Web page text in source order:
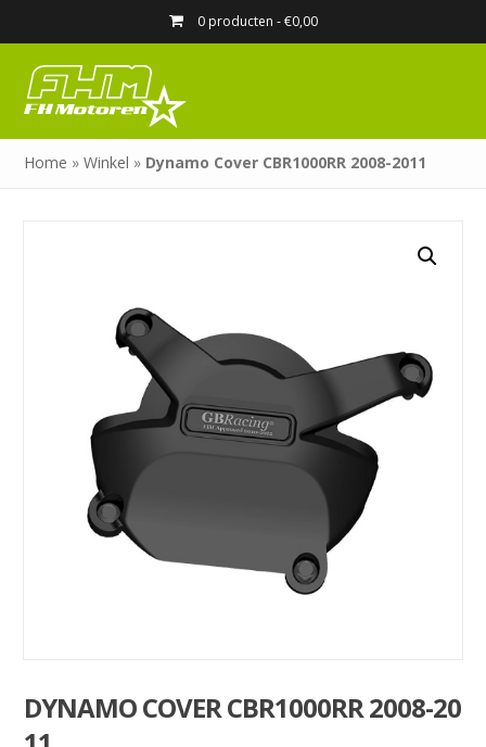
0 producten -€0,00
Home »Winkel » Dynamo Cover CBR1000RR 2008-2011
DYNAMO COVER CBR1000RR 2008-20